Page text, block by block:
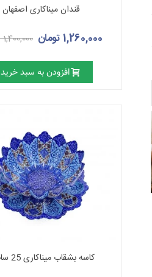
قندان میناکاری اصفهان
1,260,000 تومان 1,400,000 تومان
افزودن به سبد خرید
کاسه بشقاب میناکاری 25 سانتی